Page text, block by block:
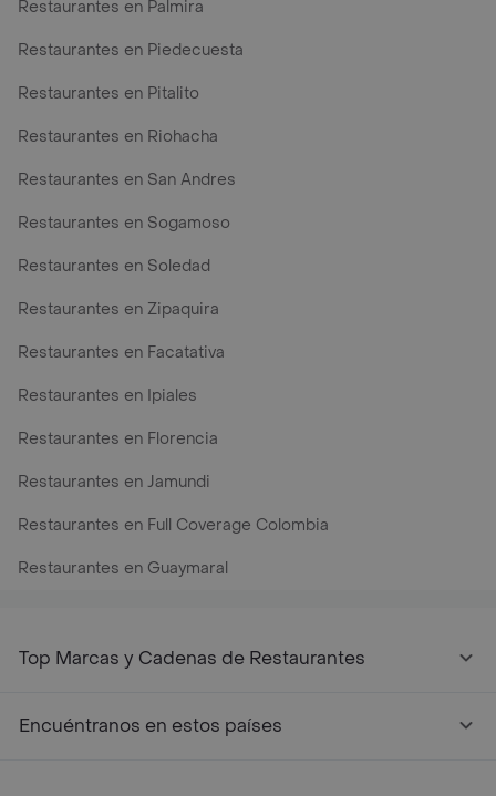
Restaurantes en Palmira
Restaurantes en Piedecuesta
Restaurantes en Pitalito
Restaurantes en Riohacha
Restaurantes en San Andres
Restaurantes en Sogamoso
Restaurantes en Soledad
Restaurantes en Zipaquira
Restaurantes en Facatativa
Restaurantes en Ipiales
Restaurantes en Florencia
Restaurantes en Jamundi
Restaurantes en Full Coverage Colombia
Restaurantes en Guaymaral
Top Marcas y Cadenas de Restaurantes
Encuéntranos en estos países